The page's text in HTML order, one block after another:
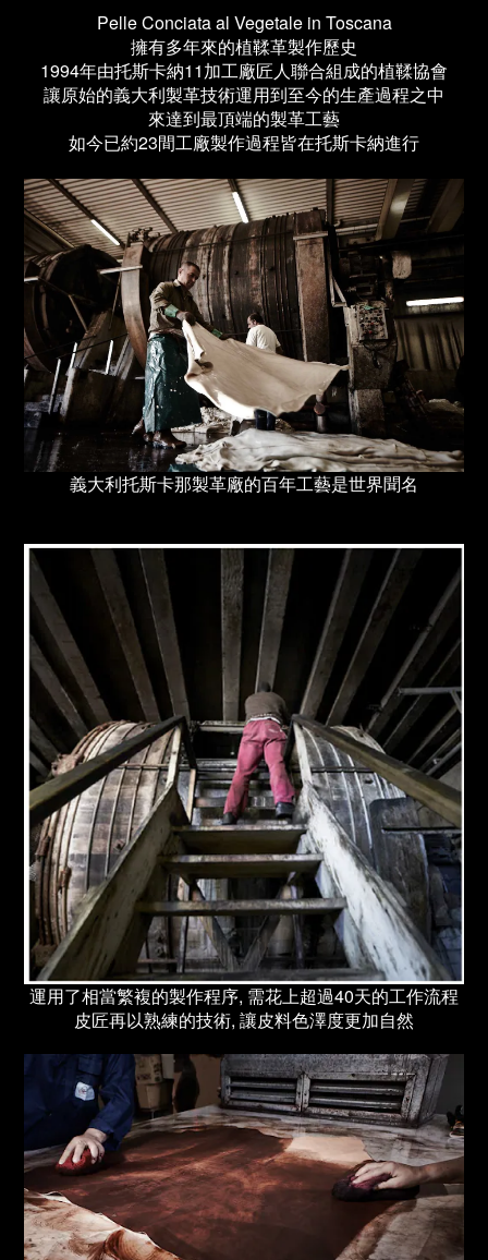
Pelle Conciata al Vegetale in Toscana
擁有多年來的植鞣革製作歷史
1994年由托斯卡納11加工廠匠人聯合組成的植鞣協會
讓原始的義大利製革技術運用到至今的生產過程之中
來達到最頂端的製革工藝
如今已約23間工廠製作過程皆在托斯卡納進行
義大利托斯卡那製革廠的百年工藝是世界聞名
運用了相當繁複的製作程序, 需花上超過40天的工作流程
皮匠再以熟練的技術, 讓皮料色澤度更加自然